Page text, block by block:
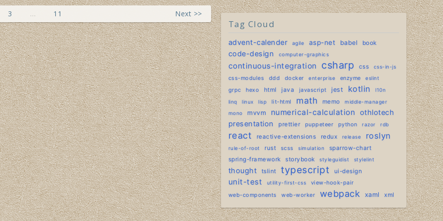
3 … 11 Next >>
Tag Cloud
advent-calender agile asp-net babel book
code-design computer-graphics
continuous-integration csharp css css-in-js
css-modules ddd docker enterprise enzyme eslint
grpc hexo html java javascript jest kotlin
l10n
linq
linux lisp lit-html math memo
middle-manager
mono
mvvm numerical-calculation
othlotech
presentation
prettier puppeteer python razor rdb
react reactive-extensions redux release roslyn
rule-of-root rust scss simulation
sparrow-chart
spring-framework
storybook styleguidist stylelint
thought tslint typescript ui-design
unit-test utility-first-css
view-hook-pair
web-components
web-worker webpack xaml xml